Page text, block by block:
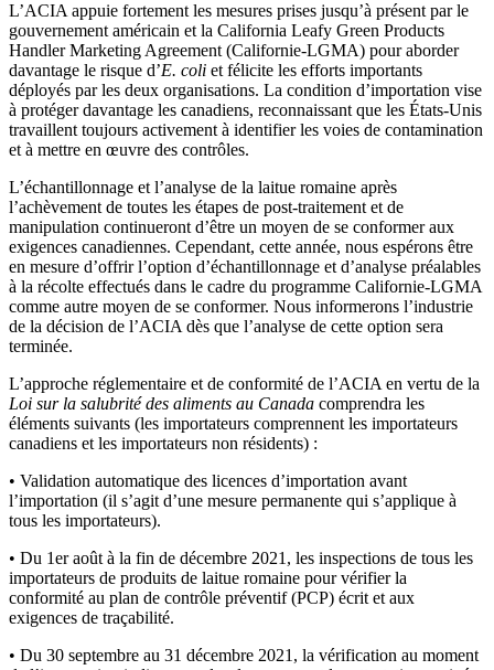
L’ACIA appuie fortement les mesures prises jusqu’à présent par le
gouvernement américain et la California Leafy Green Products
Handler Marketing Agreement (Californie-LGMA) pour aborder
davantage le risque d’E. coli et félicite les efforts importants
déployés par les deux organisations. La condition d’importation vise
à protéger davantage les canadiens, reconnaissant que les États-Unis
travaillent toujours activement à identifier les voies de contamination
et à mettre en œuvre des contrôles.
L’échantillonnage et l’analyse de la laitue romaine après
l’achèvement de toutes les étapes de post-traitement et de
manipulation continueront d’être un moyen de se conformer aux
exigences canadiennes. Cependant, cette année, nous espérons être
en mesure d’offrir l’option d’échantillonnage et d’analyse préalables
à la récolte effectués dans le cadre du programme Californie-LGMA
comme autre moyen de se conformer. Nous informerons l’industrie
de la décision de l’ACIA dès que l’analyse de cette option sera
terminée.
L’approche réglementaire et de conformité de l’ACIA en vertu de la
Loi sur la salubrité des aliments au Canada comprendra les
éléments suivants (les importateurs comprennent les importateurs
canadiens et les importateurs non résidents) :
• Validation automatique des licences d’importation avant
l’importation (il s’agit d’une mesure permanente qui s’applique à
tous les importateurs).
• Du 1er août à la fin de décembre 2021, les inspections de tous les
importateurs de produits de laitue romaine pour vérifier la
conformité au plan de contrôle préventif (PCP) écrit et aux
exigences de traçabilité.
• Du 30 septembre au 31 décembre 2021, la vérification au moment